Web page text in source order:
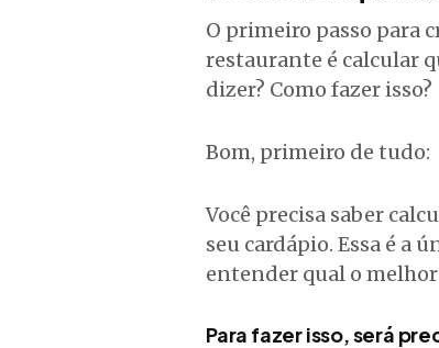
O primeiro passo para
restaurante é calcular
dizer? Como fazer isso?
Bom, primeiro de tudo:
Você precisa saber
seu cardápio. Essa é a
entender qual o
Para fazer isso, será